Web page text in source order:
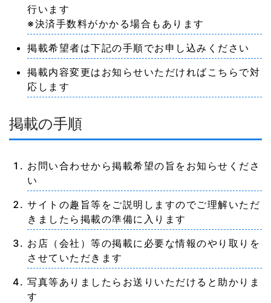
行います
※決済手数料がかかる場合もあります
掲載希望者は下記の手順でお申し込みください
掲載内容変更はお知らせいただければこちらで対
応します
掲載の手順
お問い合わせから掲載希望の旨をお知らせくださ
い
サイトの趣旨等をご説明しますのでご理解いただ
きましたら掲載の準備に入ります
お店（会社）等の掲載に必要な情報のやり取りを
させていただきます
写真等ありましたらお送りいただけると助かりま
す